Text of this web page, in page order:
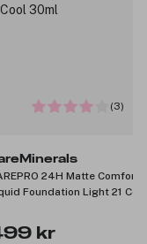
(3)
24H Matte Comfort
Foundation Light 21 Cool
kr